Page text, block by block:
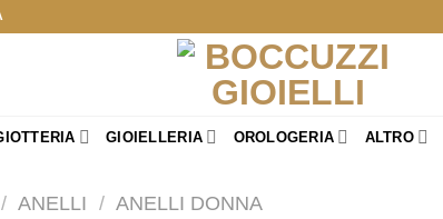
GIOIELLERIA OROLOGERIA ALTRO
/ ANELLI / ANELLI DONNA